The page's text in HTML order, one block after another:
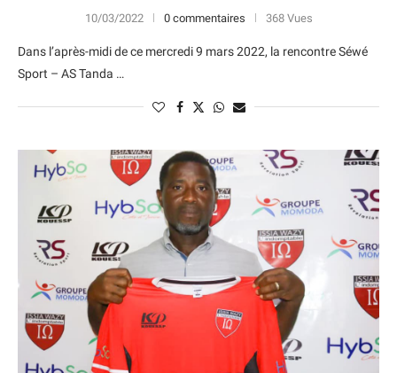
10/03/2022 0 commentaires 368 Vues
Dans l’après-midi de ce mercredi 9 mars 2022, la rencontre Séwé
Sport – AS Tanda …